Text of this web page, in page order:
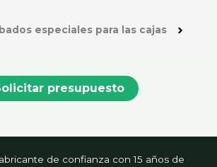
especiales para las cajas
presupuesto
de confianza con 15 años de